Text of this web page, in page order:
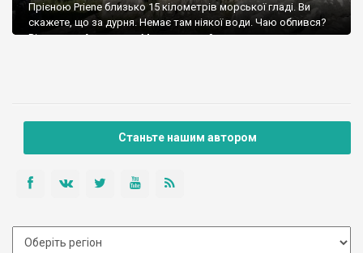
Прієною Priene близько 15 кілометрів морської гладі. Ви
скажете, що за дурня. Немає там ніякої води. Чаю обпився?
Вірно, а от Александр Македонський ще встиг застати
Станьте нашим автором